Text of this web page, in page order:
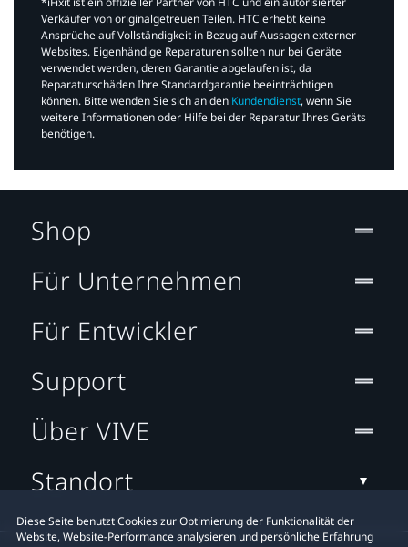
Verkäufer von originalgetreuen Teilen. HTC erhebt keine
Ansprüche auf Vollständigkeit in Bezug auf Aussagen externer
Websites. Eigenhändige Reparaturen sollten nur bei Geräte
verwendet werden, deren Garantie abgelaufen ist, da
Reparaturschäden Ihre Standardgarantie beeinträchtigen
können. Bitte wenden Sie sich an den Kundendienst, wenn Sie
weitere Informationen oder Hilfe bei der Reparatur Ihres Geräts
benötigen.​
Diese Seite benutzt Cookies zur Optimierung der Funktionalität der
Website, Website-Performance analysieren und persönliche Erfahrung
Shop
Für Unternehmen
Für Entwickler
Support
Über VIVE
Standort